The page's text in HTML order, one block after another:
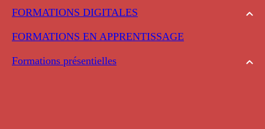
FORMATIONS DIGITALES
FORMATIONS EN APPRENTISSAGE
Formations présentielles